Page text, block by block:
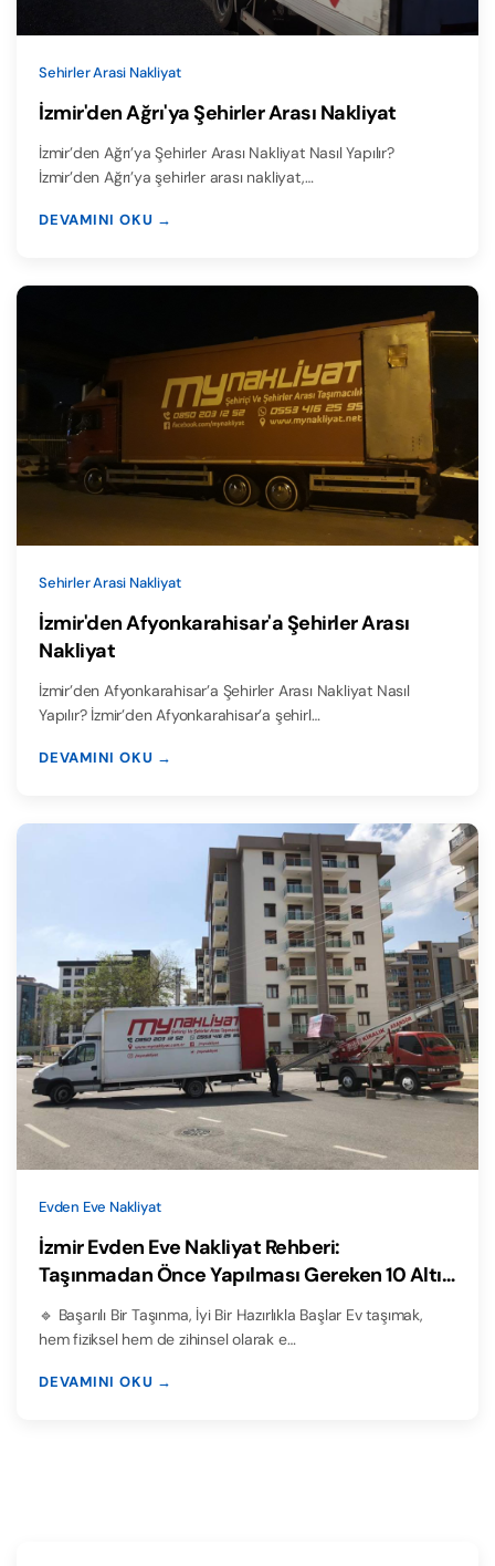
Sehirler Arasi Nakliyat
İzmir'den Ağrı'ya Şehirler Arası Nakliyat
İzmir’den Ağrı’ya Şehirler Arası Nakliyat Nasıl Yapılır?
İzmir’den Ağrı’ya şehirler arası nakliyat,…
DEVAMINI OKU →
Sehirler Arasi Nakliyat
İzmir'den Afyonkarahisar'a Şehirler Arası
Nakliyat
İzmir’den Afyonkarahisar’a Şehirler Arası Nakliyat Nasıl
Yapılır? İzmir’den Afyonkarahisar’a şehirl…
DEVAMINI OKU →
Evden Eve Nakliyat
İzmir Evden Eve Nakliyat Rehberi:
Taşınmadan Önce Yapılması Gereken 10 Altın
Hazırlık
🔹 Başarılı Bir Taşınma, İyi Bir Hazırlıkla Başlar Ev taşımak,
hem fiziksel hem de zihinsel olarak e…
DEVAMINI OKU →